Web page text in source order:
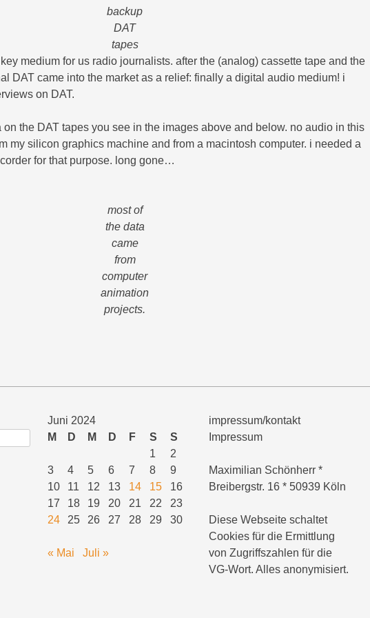
backup
DAT
tapes
medium for us radio journalists. after the (analog) cassette tape and the
DAT came into the market as a relief: finally a digital audio medium! i
on DAT.
on the DAT tapes you see in the images above and below. no audio in this
my silicon graphics machine and from a macintosh computer. i needed a
for that purpose. long gone…
most of
the data
came
from
computer
animation
projects.
Juni 2024
M
D M D F S
S
1
2
3
4 5 6 7 8
9
10
11 12 13 14 15
16
17
18 19 20 21 22
23
24
25 26 27 28 29 30
« Mai Juli »
impressum/kontakt
Impressum
Maximilian Schönherr *
Breibergstr. 16 * 50939 Köln
Diese Webseite schaltet
Cookies für die Ermittlung
von Zugriffszahlen für die
VG-Wort. Alles anonymisiert.